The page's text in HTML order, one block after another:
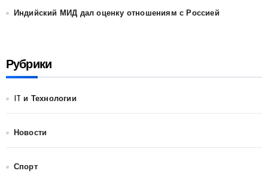
Индийский МИД дал оценку отношениям с Россией
Рубрики
IT и Технологии
Новости
Спорт